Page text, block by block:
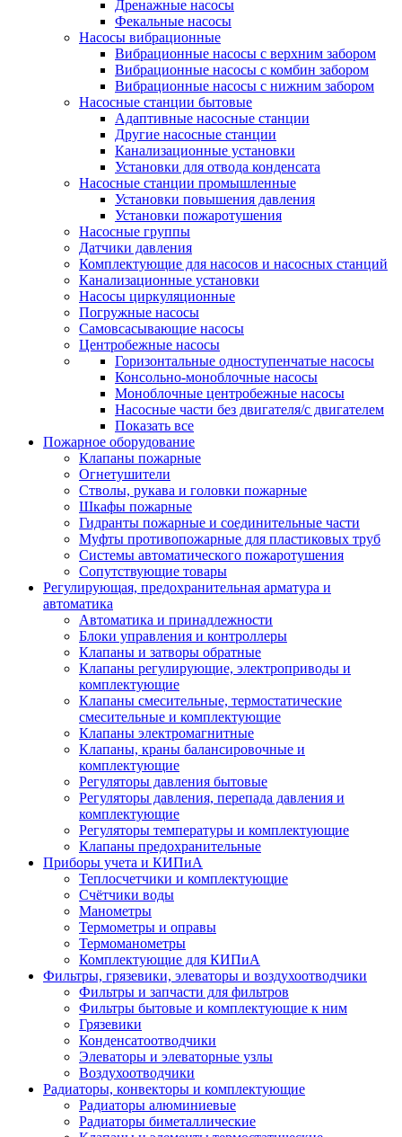
Дренажные насосы
Фекальные насосы
Насосы вибрационные
Вибрационные насосы с верхним забором
Вибрационные насосы с комбин забором
Вибрационные насосы с нижним забором
Насосные станции бытовые
Адаптивные насосные станции
Другие насосные станции
Канализационные установки
Установки для отвода конденсата
Насосные станции промышленные
Установки повышения давления
Установки пожаротушения
Насосные группы
Датчики давления
Комплектующие для насосов и насосных станций
Канализационные установки
Насосы циркуляционные
Погружные насосы
Самовсасывающие насосы
Центробежные насосы
Горизонтальные одноступенчатые насосы
Консольно-моноблочные насосы
Моноблочные центробежные насосы
Насосные части без двигателя/с двигателем
Показать все
Пожарное оборудование
Клапаны пожарные
Огнетушители
Стволы, рукава и головки пожарные
Шкафы пожарные
Гидранты пожарные и соединительные части
Муфты противопожарные для пластиковых труб
Системы автоматического пожаротушения
Сопутствующие товары
Регулирующая, предохранительная арматура и
автоматика
Автоматика и принадлежности
Блоки управления и контроллеры
Клапаны и затворы обратные
Клапаны регулирующие, электроприводы и
комплектующие
Клапаны смесительные, термостатические
смесительные и комплектующие
Клапаны электромагнитные
Клапаны, краны балансировочные и
комплектующие
Регуляторы давления бытовые
Регуляторы давления, перепада давления и
комплектующие
Регуляторы температуры и комплектующие
Клапаны предохранительные
Приборы учета и КИПиА
Теплосчетчики и комплектующие
Счётчики воды
Манометры
Термометры и оправы
Термоманометры
Комплектующие для КИПиА
Фильтры, грязевики, элеваторы и воздухоотводчики
Фильтры и запчасти для фильтров
Фильтры бытовые и комплектующие к ним
Грязевики
Конденсатоотводчики
Элеваторы и элеваторные узлы
Воздухоотводчики
Радиаторы, конвекторы и комплектующие
Радиаторы алюминиевые
Радиаторы биметаллические